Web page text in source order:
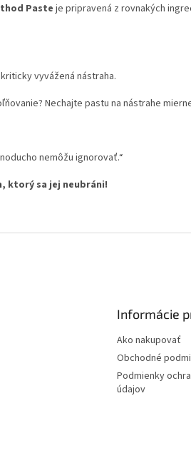
Pasteje pripravená z rovnakých
vyvážená nástraha.
Nechajte pastu na nástrahe
nemôžu ignorovať.“
ktorý sa jej neubráni!
Informácie
Ako nakupovať
Obchodné
Podmienky
údajov